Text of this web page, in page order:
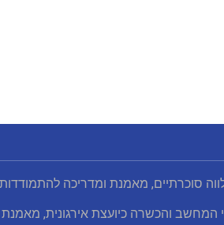
סוכרתיים, מאמנת ומדריכה
המחשב והכשרה כיועצת אירגונית,